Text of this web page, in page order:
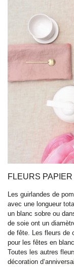
FLEURS
Les guirlandes de
avec une longueur
un blanc sobre ou
de soie ont un
de fête. Les fleurs de
pour les fêtes en
Toutes les autres
décoration